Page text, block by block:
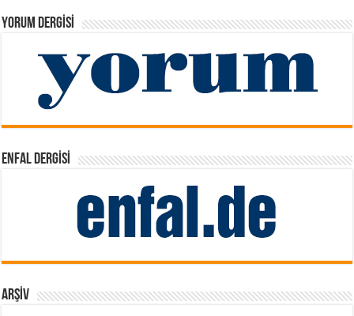
YORUM DERGISI
ENFAL DERGISI
ARŞIV